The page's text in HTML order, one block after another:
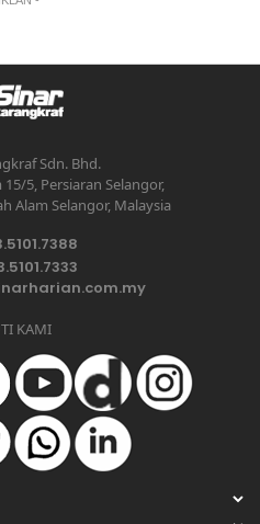
Sdn. Bhd.
5, Persiaran Selangor,
Alam Selangor, Malaysia
KAMI